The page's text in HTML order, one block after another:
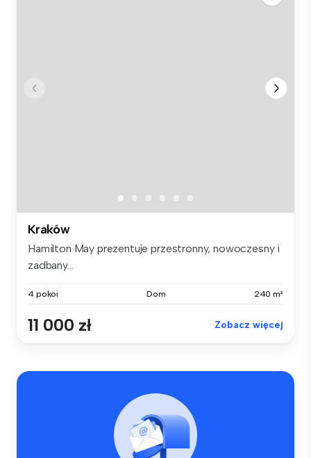
Kraków
Hamilton May prezentuje przestronny, nowoczesny i
zadbany...
4 pokoi Dom 240 m²
11 000 zł Zobacz więcej